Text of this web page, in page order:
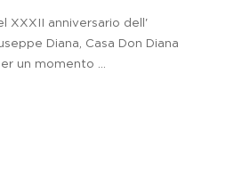
XXXII anniversario dell'
Diana, Casa Don Diana
un momento ...